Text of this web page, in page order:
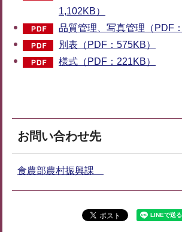
1,102KB）
品質管理、写真管理（PDF
別表（PDF：575KB）
様式（PDF：221KB）
お問い合わせ先
食農部農村振興課